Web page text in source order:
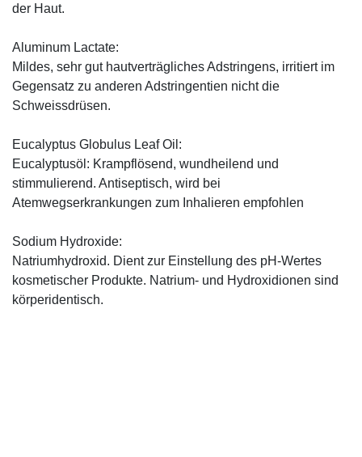
der Haut.
Aluminum Lactate:
Mildes, sehr gut hautverträgliches Adstringens, irritiert im
Gegensatz zu anderen Adstringentien nicht die
Schweissdrüsen.
Eucalyptus Globulus Leaf Oil:
Eucalyptusöl: Krampflösend, wundheilend und
stimmulierend. Antiseptisch, wird bei
Atemwegserkrankungen zum Inhalieren empfohlen
Sodium Hydroxide:
Natriumhydroxid. Dient zur Einstellung des pH-Wertes
kosmetischer Produkte. Natrium- und Hydroxidionen sind
körperidentisch.